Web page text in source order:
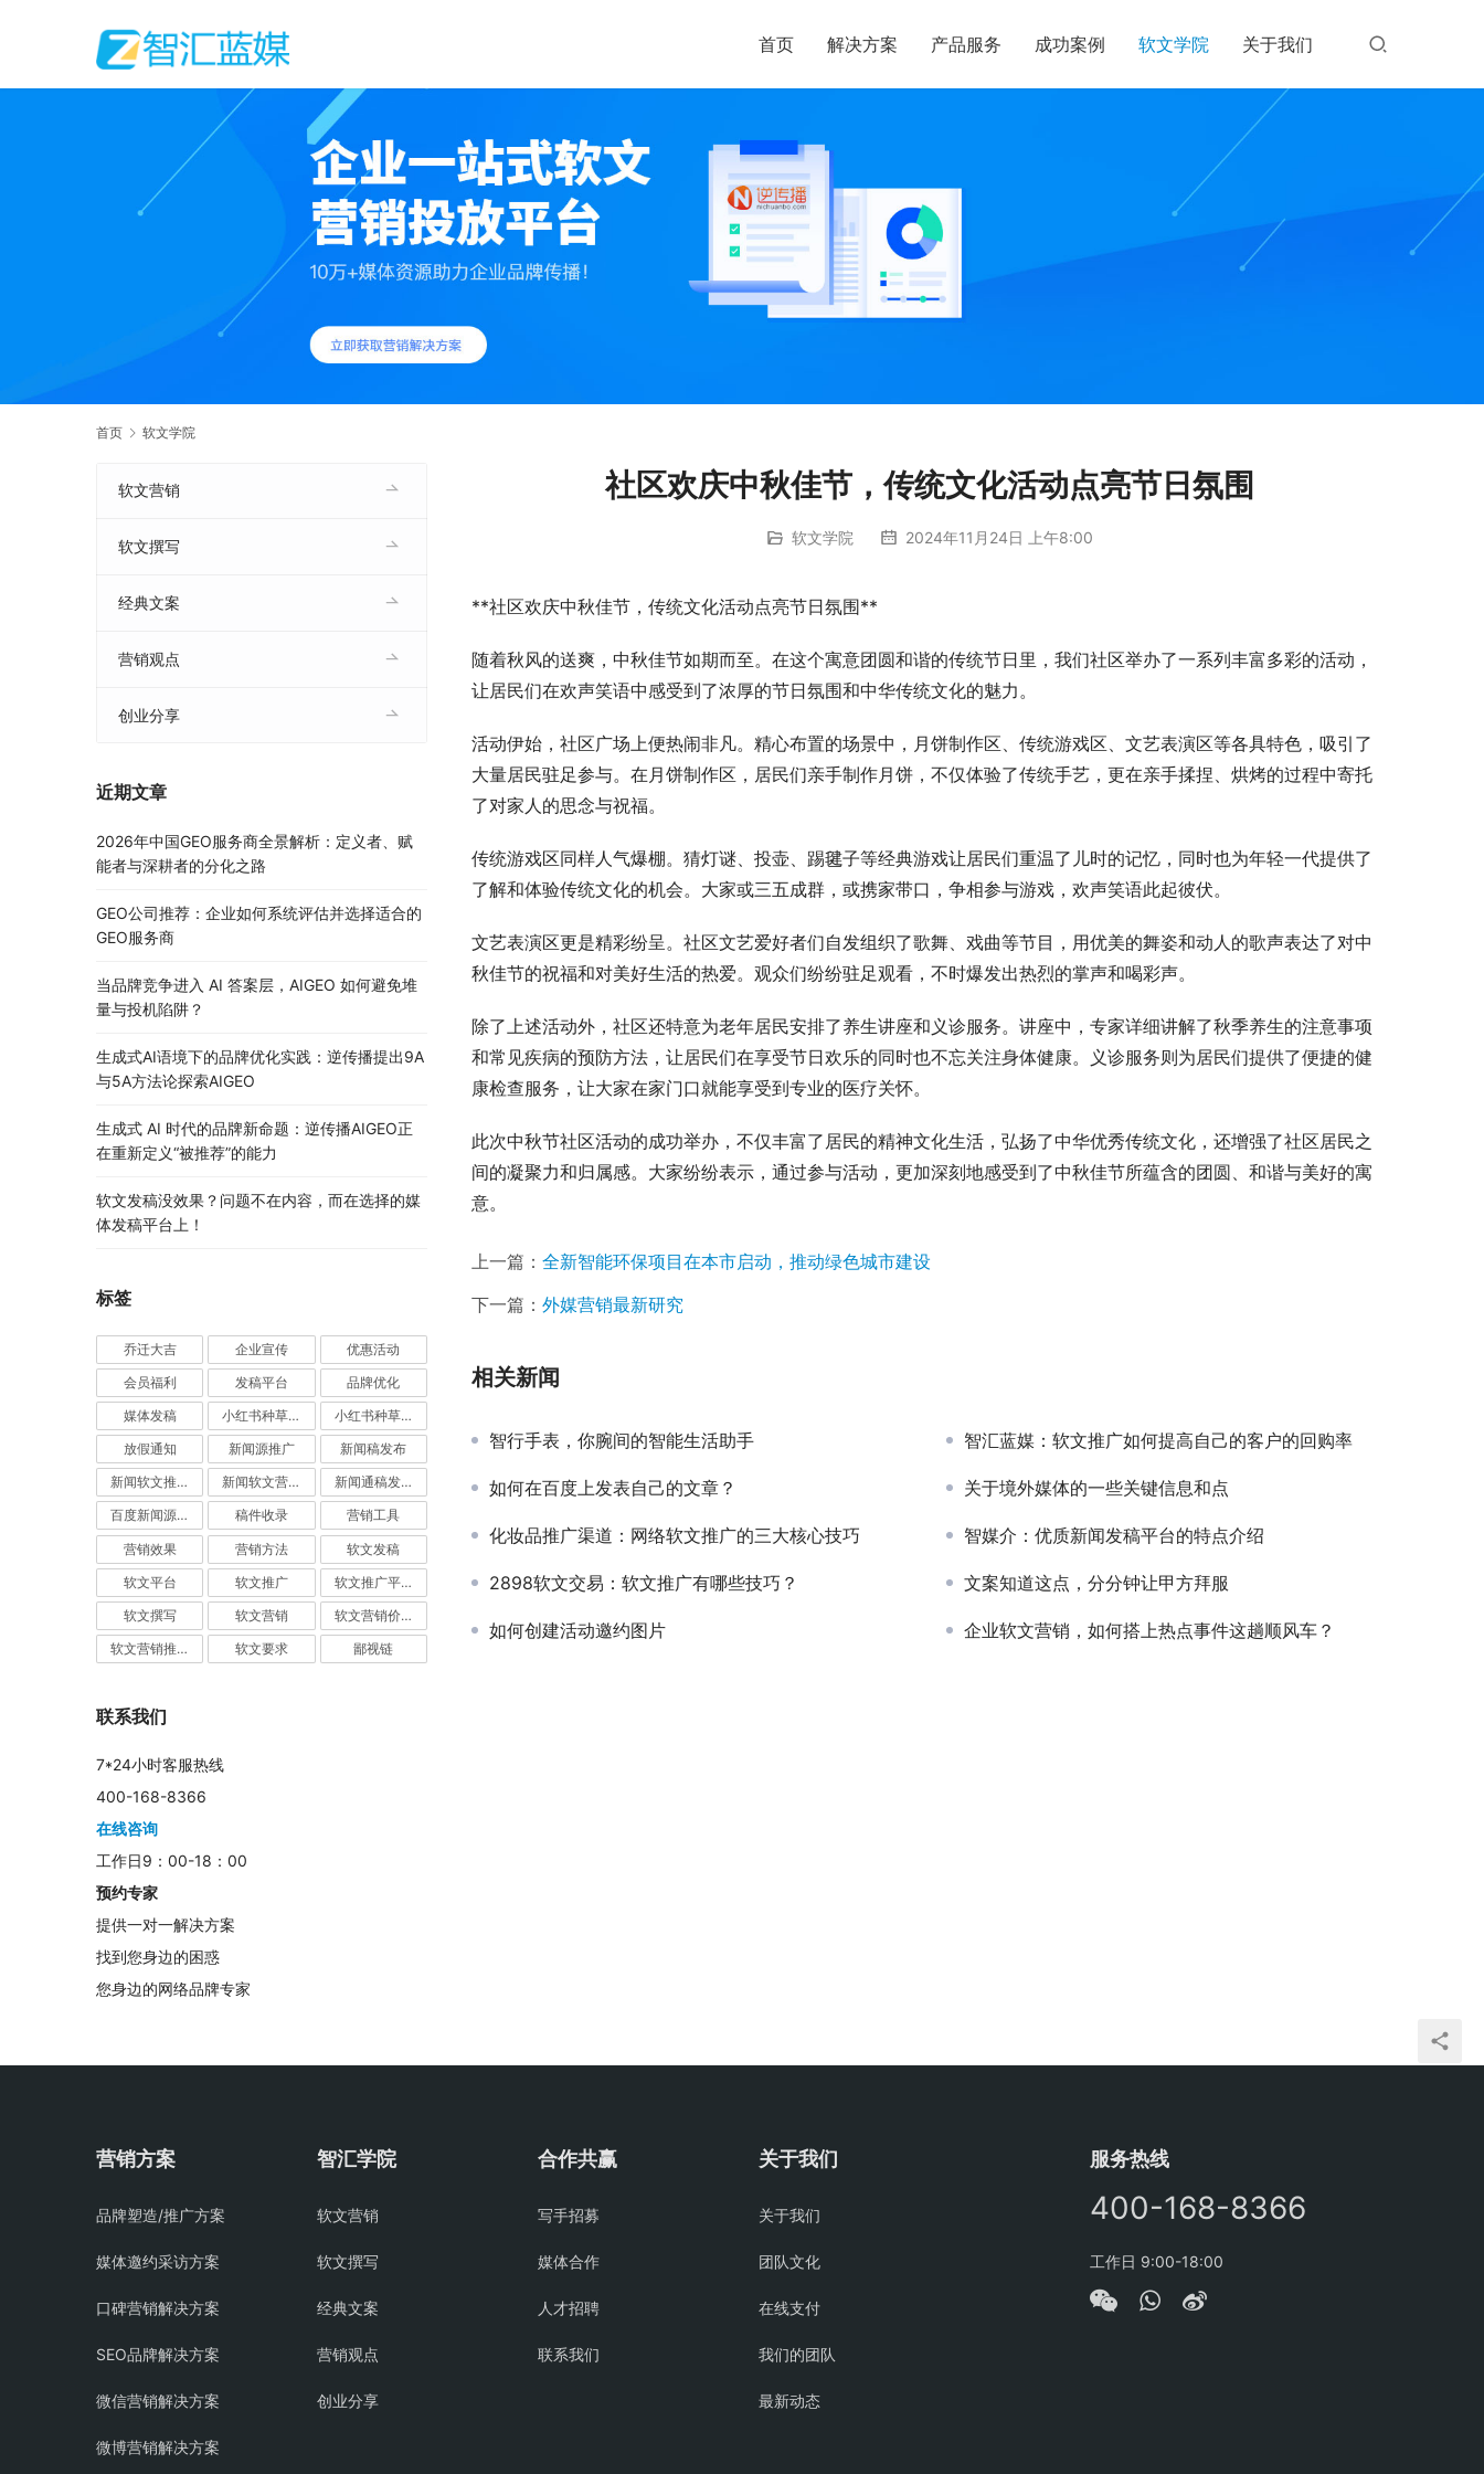
首页 解决方案 产品服务 成功案例 软文学院 关于我们
首页 软文学院
社区欢庆中秋佳节，传统文化活动点亮节日氛围
软文学院 2024年11月24日 上午8:00
**社区欢庆中秋佳节，传统文化活动点亮节日氛围**
随着秋风的送爽，中秋佳节如期而至。在这个寓意团圆和谐的传统节日里，我们社区举办了一系列丰富多彩的活动，
让居民们在欢声笑语中感受到了浓厚的节日氛围和中华传统文化的魅力。
活动伊始，社区广场上便热闹非凡。精心布置的场景中，月饼制作区、传统游戏区、文艺表演区等各具特色，吸引了
大量居民驻足参与。在月饼制作区，居民们亲手制作月饼，不仅体验了传统手艺，更在亲手揉捏、烘烤的过程中寄托
了对家人的思念与祝福。
传统游戏区同样人气爆棚。猜灯谜、投壶、踢毽子等经典游戏让居民们重温了儿时的记忆，同时也为年轻一代提供了
了解和体验传统文化的机会。大家或三五成群，或携家带口，争相参与游戏，欢声笑语此起彼伏。
文艺表演区更是精彩纷呈。社区文艺爱好者们自发组织了歌舞、戏曲等节目，用优美的舞姿和动人的歌声表达了对中
秋佳节的祝福和对美好生活的热爱。观众们纷纷驻足观看，不时爆发出热烈的掌声和喝彩声。
除了上述活动外，社区还特意为老年居民安排了养生讲座和义诊服务。讲座中，专家详细讲解了秋季养生的注意事项
和常见疾病的预防方法，让居民们在享受节日欢乐的同时也不忘关注身体健康。义诊服务则为居民们提供了便捷的健
康检查服务，让大家在家门口就能享受到专业的医疗关怀。
此次中秋节社区活动的成功举办，不仅丰富了居民的精神文化生活，弘扬了中华优秀传统文化，还增强了社区居民之
间的凝聚力和归属感。大家纷纷表示，通过参与活动，更加深刻地感受到了中秋佳节所蕴含的团圆、和谐与美好的寓
意。
上一篇： 全新智能环保项目在本市启动，推动绿色城市建设
下一篇： 外媒营销最新研究
相关新闻
智行手表，你腕间的智能生活助手 智汇蓝媒：软文推广如何提高自己的客户的回购率
如何在百度上发表自己的文章？ 关于境外媒体的一些关键信息和点
化妆品推广渠道：网络软文推广的三大核心技巧 智媒介：优质新闻发稿平台的特点介绍
2898软文交易：软文推广有哪些技巧？ 文案知道这点，分分钟让甲方拜服
如何创建活动邀约图片 企业软文营销，如何搭上热点事件这趟顺风车？
软文营销
软文撰写
经典文案
营销观点
创业分享
近期文章
2026年中国GEO服务商全景解析：定义者、赋
能者与深耕者的分化之路
GEO公司推荐：企业如何系统评估并选择适合的
GEO服务商
当品牌竞争进入 AI 答案层，AIGEO 如何避免堆
量与投机陷阱？
生成式AI语境下的品牌优化实践：逆传播提出9A
与5A方法论探索AIGEO
生成式 AI 时代的品牌新命题：逆传播AIGEO正
在重新定义“被推荐”的能力
软文发稿没效果？问题不在内容，而在选择的媒
体发稿平台上！
标签
乔迁大吉 企业宣传 优惠活动
会员福利 发稿平台 品牌优化
媒体发稿 小红书种草推广 小红书种草营销
放假通知 新闻源推广 新闻稿发布
新闻软文推广发稿 新闻软文营销推广 新闻通稿发布推广
百度新闻源发布 稿件收录 营销工具
营销效果 营销方法 软文发稿
软文平台 软文推广 软文推广平台
软文撰写 软文营销 软文营销价值
软文营销推广 软文要求 鄙视链
联系我们
7*24小时客服热线
400-168-8366
在线咨询
工作日9：00-18：00
预约专家
提供一对一解决方案
找到您身边的困惑
您身边的网络品牌专家
营销方案
品牌塑造/推广方案
媒体邀约采访方案
口碑营销解决方案
SEO品牌解决方案
微信营销解决方案
微博营销解决方案
智汇学院
软文营销
软文撰写
经典文案
营销观点
创业分享
合作共赢
写手招募
媒体合作
人才招聘
联系我们
关于我们
关于我们
团队文化
在线支付
我们的团队
最新动态
服务热线
400-168-8366
工作日 9:00-18:00